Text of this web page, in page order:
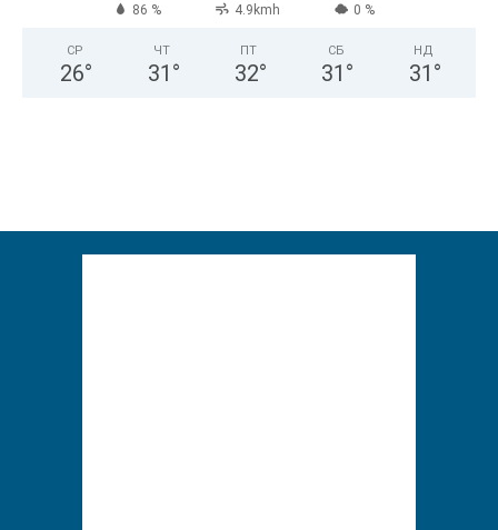
86 % 4.9kmh 0 %
СР
26°
ЧТ
31 °
ПТ
32°
СБ
31 °
НД
31 °